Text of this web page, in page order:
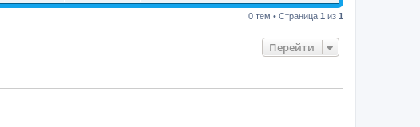
0 тем • Страница 1 из 1
Перейти